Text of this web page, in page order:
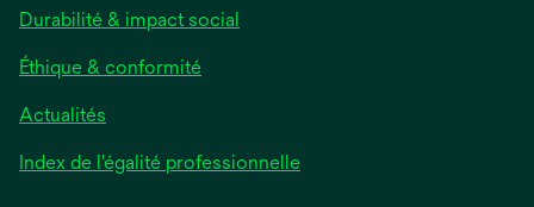
Durabilité & impact social
Éthique & conformité
Actualités
Index de l'égalité professionnelles’ouvre